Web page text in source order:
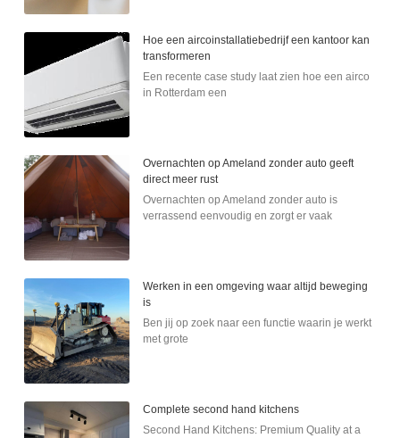
Hoe een aircoinstallatiebedrijf een kantoor kan
transformeren
Een recente case study laat zien hoe een airco
in Rotterdam een
Overnachten op Ameland zonder auto geeft
direct meer rust
Overnachten op Ameland zonder auto is
verrassend eenvoudig en zorgt er vaak
Werken in een omgeving waar altijd beweging
is
Ben jij op zoek naar een functie waarin je werkt
met grote
Complete second hand kitchens
Second Hand Kitchens: Premium Quality at a